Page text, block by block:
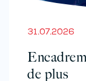
31.07.2026
de plus